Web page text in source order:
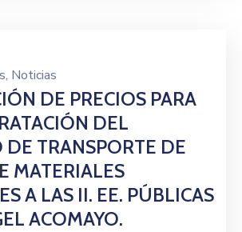
‚ Noticias
DE PRECIOS PARA
DEL
DE TRANSPORTE DE
MATERIALES
A LAS II. EE. PÚBLICAS
ACOMAYO.